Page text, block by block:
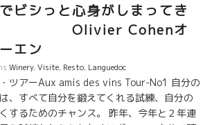
ビシっと心身がしまってき
Cohenオ
エン
Winery,Visite, Resto, Languedoc
ツアーAux amis des vins Tour-No1 自分の
、すべて自分を鍛えてくれる試練、自分の
するためのチャンス。 昨年、今年と２年連